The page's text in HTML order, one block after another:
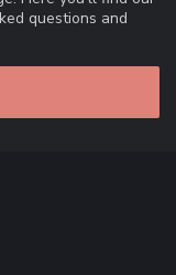
questions and